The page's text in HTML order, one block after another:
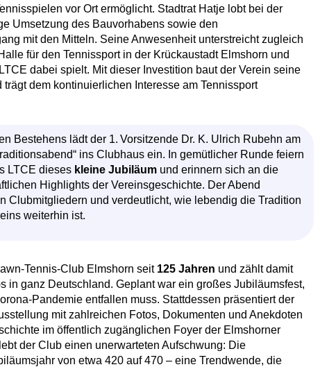
vor Ort ermöglicht. Stadtrat Hatje lobt bei der
Umsetzung des Bauvorhabens sowie den
mit den Mitteln. Seine Anwesenheit unterstreicht zugleich
für den Tennissport in der Krückaustadt Elmshorn und
dabei spielt. Mit dieser Investition baut der Verein seine
trägt dem kontinuierlichen Interesse am Tennissport
Bestehens lädt der 1. Vorsitzende Dr. K. Ulrich Rubehn am
ins Clubhaus ein. In gemütlicher Runde feiern
LTCE dieses kleine Jubiläum und erinnern sich an die
Highlights der Vereinsgeschichte. Der Abend
Clubmitgliedern und verdeutlicht, wie lebendig die Tradition
weiterhin ist.
Tennis-Club Elmshorn seit 125 Jahren und zählt damit
in ganz Deutschland. Geplant war ein großes Jubiläumsfest,
Pandemie entfallen muss. Stattdessen präsentiert der
mit zahlreichen Fotos, Dokumenten und Anekdoten
im öffentlich zugänglichen Foyer der Elmshorner
der Club einen unerwarteten Aufschwung: Die
von etwa 420 auf 470 – eine Trendwende, die